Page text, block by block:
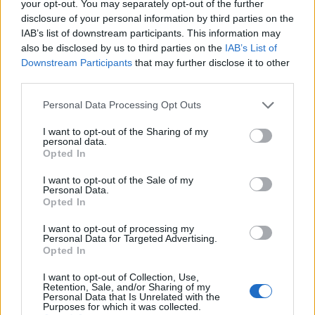
your opt-out. You may separately opt-out of the further
disclosure of your personal information by third parties on the
IAB’s list of downstream participants. This information may
also be disclosed by us to third parties on the IAB’s List of
Downstream Participants that may further disclose it to other
Please note that this website/app uses one or more Google
not limited to your visit or usage behaviour. You may click to
grant or deny consent to Google and its third-party tags to
use your data for below specified purposes in below Google
consent section.
Personal Data Processing Opt Outs
I want to opt-out of the Sharing of my
personal data.
Opted In
I want to opt-out of the Sale of my
Personal Data.
Opted In
I want to opt-out of processing my
Personal Data for Targeted Advertising.
Opted In
I want to opt-out of Collection, Use,
Retention, Sale, and/or Sharing of my
Personal Data that Is Unrelated with the
Purposes for which it was collected.
ΔΕΔΔΗΕ, αποτελούν περίπου 150.000 ενταγμένοι
καταναλωτές στο ωράριο μειωμένης τιμολόγησης
(με ισχύ έως 31/01/2025), λόγω των προδιαγραφών
των υφιστάμενων εγκατεστημένων μετρητών τους.
Μέσω των Προμηθευτών Ενέργειας, έχει ήδη
ξεκινήσει η αποστολή σχετικής επιστολής μαζί με
περίπτωση που δεν υπάρχει αίτημα αλλαγής στο
νέο διζωνικό τιμολόγιο, παραμένουν στην
υπάρχουσα μειωμένη τιμολόγηση που βρίσκονται
Για την κατηγορία αυτών των περίπου 150.000
καταναλωτών, σε περίπτωση αλλαγής μειωμένης
τιμολόγησης από την προηγούμενη στη νέα, το
κόστος θα είναι μηδενικό.